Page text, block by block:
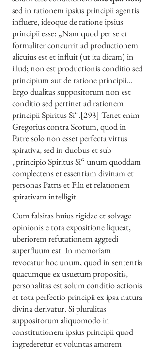
sed in rationem ipsius principii agentis
influere, ideoque de ratione ipsius
principii esse: „Nam quod per se et
formaliter concurrit ad productionem
alicuius est et influit (ut ita dicam) in
illud; non est productionis conditio sed
principium aut de ratione principii…
Ergo dualitas suppositorum non est
conditio sed pertinet ad rationem
principii Spiritus Si“.[293] Tenet enim
Gregorius contra Scotum, quod in
Patre solo non esset perfecta virtus
spirativa, sed in duobus et sub
„principio Spiritus Si“ unum quoddam
complectens et essentiam divinam et
personas Patris et Filii et relationem
spirativam intelligit.
Cum falsitas huius rigidae et solvage
opinionis e tota expositione liqueat,
uberiorem refutationem aggredi
superfluum est. In memoriam
revocatur hoc unum, quod in sententia
quacumque ex usuetum propositis,
personalitas est solum conditio actionis
et tota perfectio principii ex ipsa natura
divina derivatur. Si pluralitas
suppositorum aliquomodo in
constitutionem ipsius principii quod
ingrederetur et voluntas amorem